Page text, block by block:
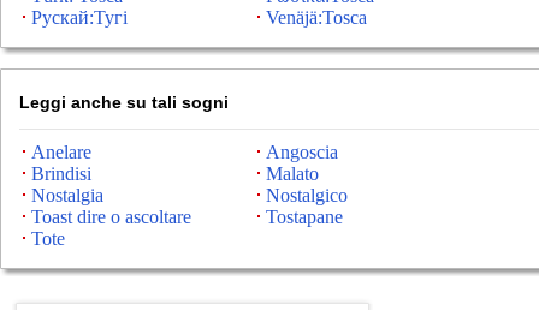
Рускай:Тугі
Venäjä:Tosca
Leggi anche su tali sogni
Anelare
Angoscia
Brindisi
Malato
Nostalgia
Nostalgico
Toast dire o ascoltare
Tostapane
Tote